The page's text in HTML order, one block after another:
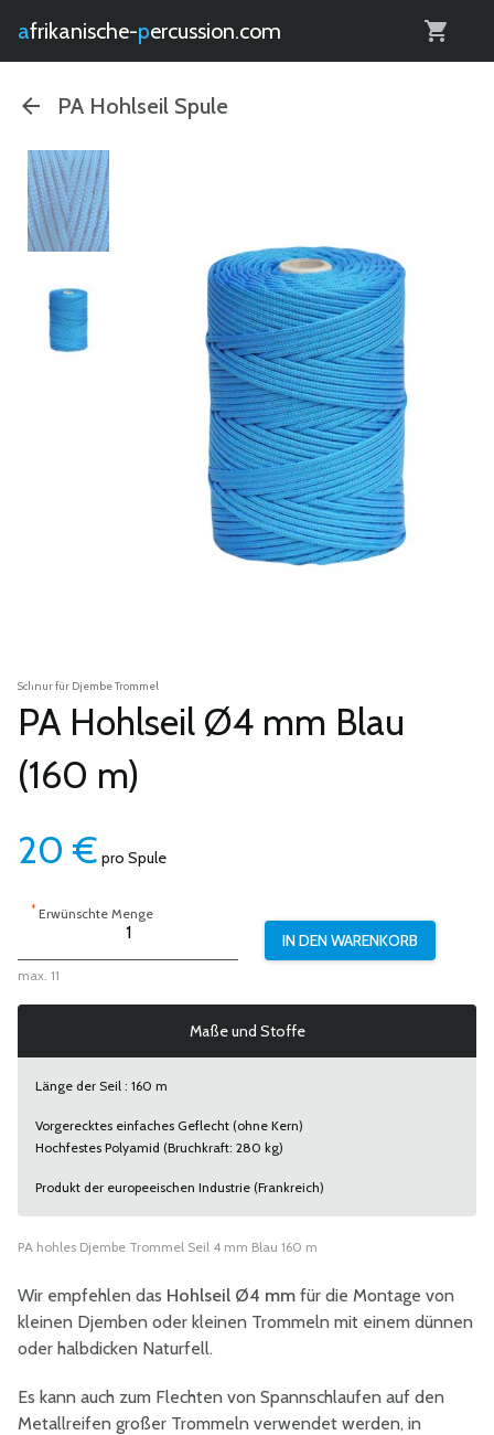
afrikanische- percussion.com
PA Hohlseil Spule
Schnur für Djembe Trommel
PA Hohlseil Ø4 mm Blau
(160 m)
20 € pro Spule
*Erwünschte Menge
max. 11
Maße und Stoffe
Länge der Seil : 160 m
Vorgerecktes einfaches Geflecht (ohne Kern)
Hochfestes Polyamid (Bruchkraft: 280 kg)
Produkt der europeeischen Industrie (Frankreich)
PA hohles Djembe Trommel Seil 4 mm Blau 160 m
Wir empfehlen das Hohlseil Ø4 mm für die Montage von
kleinen Djemben oder kleinen Trommeln mit einem dünnen
oder halbdicken Naturfell.
Es kann auch zum Flechten von Spannschlaufen auf den
Metallreifen großer Trommeln verwendet werden, in